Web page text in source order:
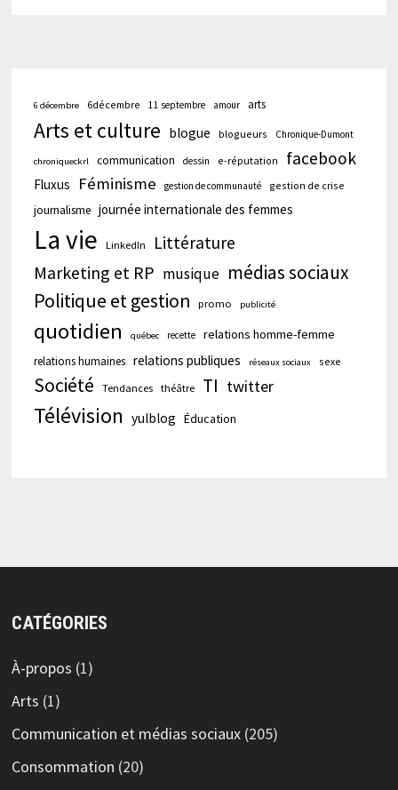
6 décembre 6décembre 11 septembre amour arts
Arts et culture blogue blogueurs Chronique-Dumont
chroniqueckrl communication dessin e-réputation facebook
Fluxus Féminisme gestion de communauté gestion de crise
journalisme journée internationale des femmes
La vie LinkedIn Littérature
Marketing et RP musique médias sociaux
Politique et gestion
promo publicité
quotidien québec recette relations homme-femme
relations humaines relations publiques réseaux sociaux sexe
Société Tendances théâtre TI twitter
Télévision yulblog Éducation
CATÉGORIES
À-propos (1)
Arts (1)
Communication et médias sociaux(205)
Consommation (20)